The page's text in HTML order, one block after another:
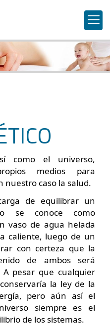
como el universo,
medios para
nuestro caso la salud.
de equilibrar un
se conoce como
vaso de agua helada
caliente, luego de un
con certeza que la
de ambos será
pesar que cualquier
la ley de la
pero aún así el
siempre es el
de los sistemas.